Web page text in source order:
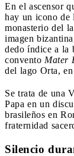
En el ascensor
hay un icono de
monasterio del
imagen
dedo índice a la
convento Mater
del lago Orta,
Se trata de una
Papa en un
brasileños en
fraternidad
Silencio